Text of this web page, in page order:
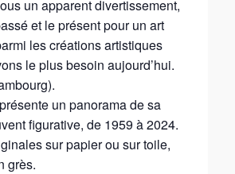
un apparent divertissement,
et le présent pour un art
les créations artistiques
le plus besoin aujourd’hui.
un panorama de sa
figurative, de 1959 à 2024.
sur papier ou sur toile,
grès.